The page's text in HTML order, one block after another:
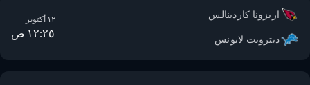
اريزونا كاردينالس
ديترويت لايونس ١٢:٢٥ ص